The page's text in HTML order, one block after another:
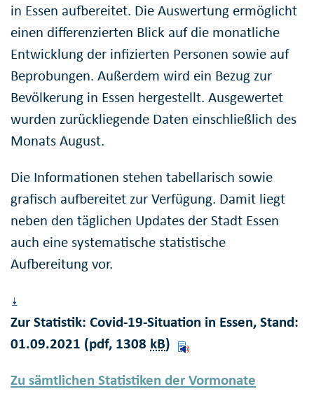
in Essen aufbereitet. Die Auswertung ermöglicht
einen differenzierten Blick auf die monatliche
Entwicklung der infizierten Personen sowie auf
Beprobungen. Außerdem wird ein Bezug zur
Bevölkerung in Essen hergestellt. Ausgewertet
wurden zurückliegende Daten einschließlich des
Monats August.
Die Informationen stehen tabellarisch sowie
grafisch aufbereitet zur Verfügung. Damit liegt
neben den täglichen Updates der Stadt Essen
auch eine systematische statistische
Aufbereitung vor.
Zur Statistik: Covid-19-Situation in Essen, Stand:
01.09.2021 (pdf, 1308 kB)
Zu sämtlichen Statistiken der Vormonate